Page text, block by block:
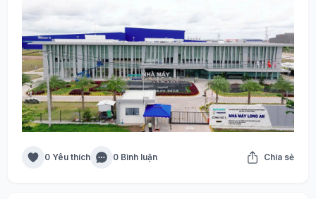
0 Yêu thích 0 Bình luận Chia sẻ